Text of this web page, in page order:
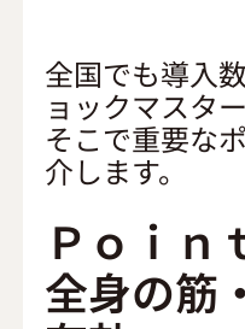
全国でも導入
ョックマスター
そこで重要な
介します。
Ｐｏｉ
全身の筋